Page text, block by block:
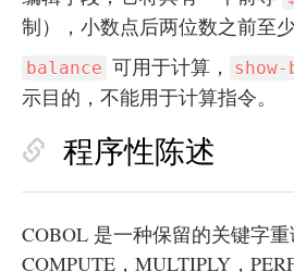
制），小数点后两位数之前至
balance 可用于计算，
示目的，不能用于计算指令。
程序性陈述
COBOL 是一种保留的关键字重
COMPUTE，MULTIPLY，